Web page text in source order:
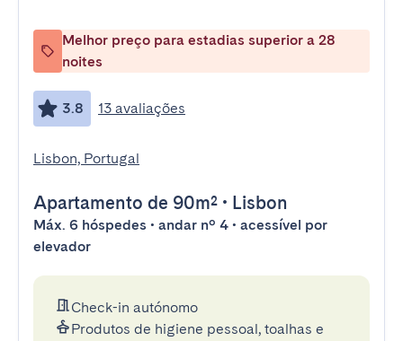
Melhor preço para estadias superior a 28
noites
3.8 13 avaliações
Lisbon, Portugal
Apartamento de 90m² • Lisbon
Máx. 6 hóspedes • andar nº 4 • acessível por
elevador
Check-in autónomo
Produtos de higiene pessoal, toalhas e